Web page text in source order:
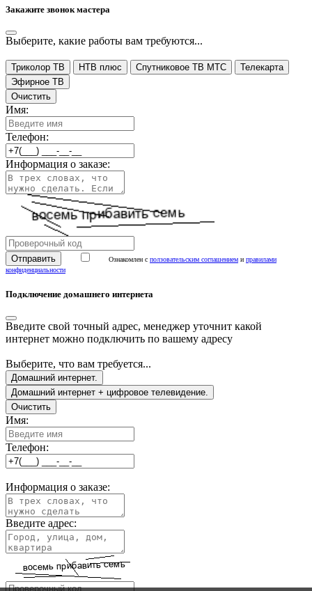
Закажите звонок мастера
Выберите, какие работы вам требуются...
Триколор ТВ НТВ плюс Спутниковое ТВ МТС
Телекарта
Эфирное ТВ
Очистить
Имя:
Телефон:
Информация о заказе:
Ознакомлен с ползовательским соглашением и правилами
конфиденциальности
Подключение домашнего интернета
Введите свой точный адрес, менеджер уточнит какой
интернет можно подключить по вашему адресу
Выберите, что вам требуется...
Домашний интернет.
Домашний интернет + цифровое телевидение.
Очистить
Имя:
Телефон:
Информация о заказе:
Введите адрес: